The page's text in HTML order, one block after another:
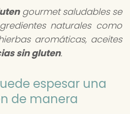
gourmet saludables se
naturales como
aromáticas, aceites
sin gluten.
espesar una
de manera